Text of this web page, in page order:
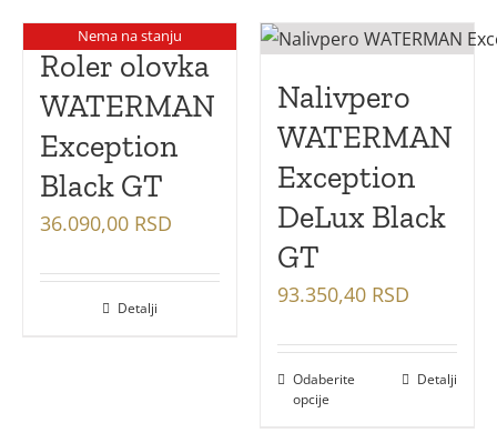
Nema na stanju
Roler olovka
WATERMAN
Exception
Black GT
36.090,00 RSD
Detalji
Nalivpero
WATERMAN
Exception
DeLux Black
GT
93.350,40 RSD
Odaberite
opcije
Detalji